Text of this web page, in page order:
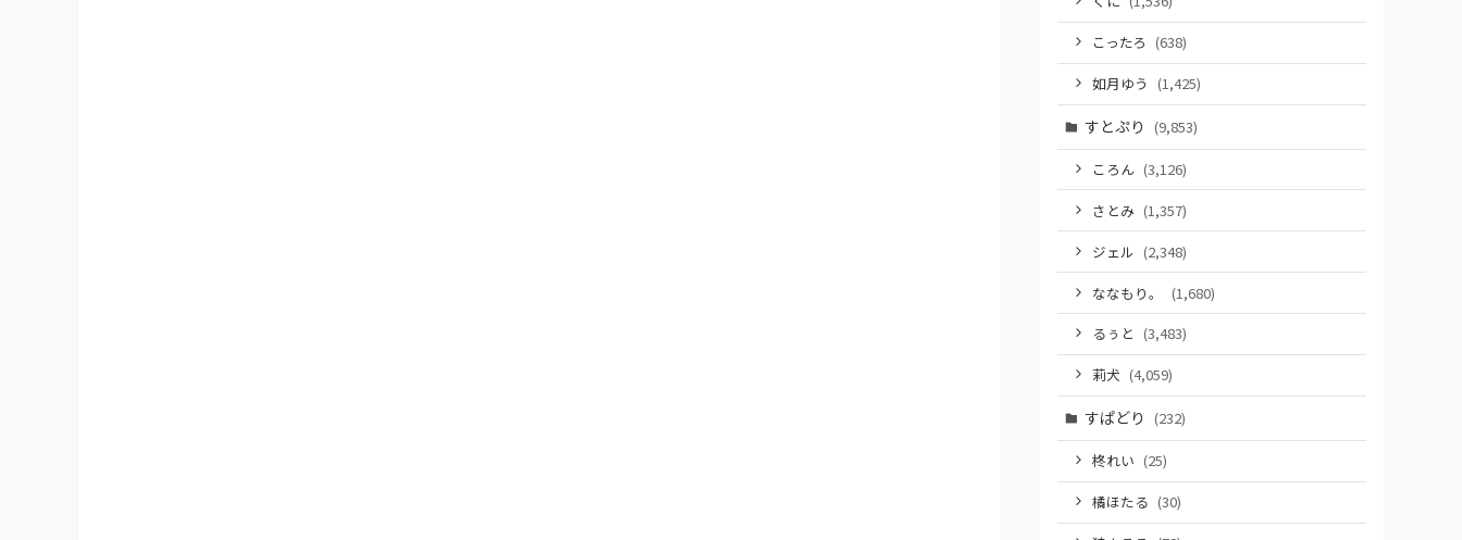
こったろ (638)
如月ゆう (1,425)
すとぷり (9,853)
ころん (3,126)
さとみ (1,357)
ジェル (2,348)
ななもり。
(1,680)
るぅと (3,483)
莉犬 (4,059)
すぱどり (232)
柊れい (25)
橘ほたる (30)